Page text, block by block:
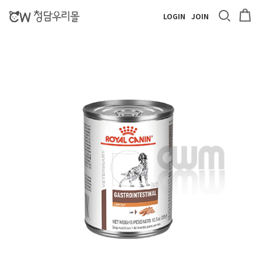
LOGIN JOIN